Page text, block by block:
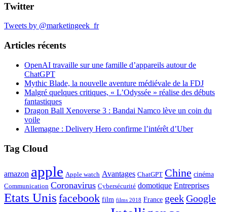
Twitter
Tweets by @marketingeek_fr
Articles récents
OpenAI travaille sur une famille d’appareils autour de
ChatGPT
Mythic Blade, la nouvelle aventure médiévale de la FDJ
Malgré quelques critiques, « L’Odyssée » réalise des débuts
fantastiques
Dragon Ball Xenoverse 3 : Bandai Namco lève un coin du
voile
Allemagne : Delivery Hero confirme l’intérêt d’Uber
Tag Cloud
amazon apple Apple watch Avantages ChatGPT Chine cinéma
Communication Coronavirus Cybersécurité domotique Entreprises
Etats Unis facebook film films 2018 France geekGoogle